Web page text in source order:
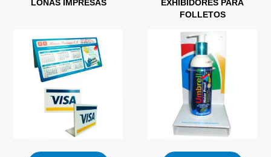
LONAS IMPRESAS
EXHIBIDORES PARA
FOLLETOS